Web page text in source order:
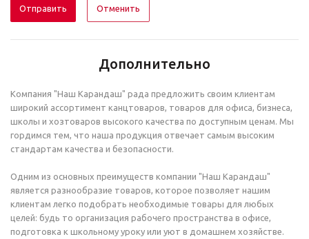
Отменить
Дополнительно
Компания "Наш Карандаш" рада предложить своим клиентам
широкий ассортимент канцтоваров, товаров для офиса, бизнеса,
школы и хозтоваров высокого качества по доступным ценам. Мы
гордимся тем, что наша продукция отвечает самым высоким
стандартам качества и безопасности.
Одним из основных преимуществ компании "Наш Карандаш"
является разнообразие товаров, которое позволяет нашим
клиентам легко подобрать необходимые товары для любых
целей: будь то организация рабочего пространства в офисе,
подготовка к школьному уроку или уют в домашнем хозяйстве.